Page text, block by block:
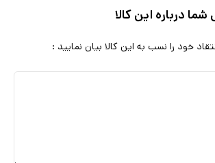
درباره این کالا
خود را نسب به این کالا بیان نمایید :